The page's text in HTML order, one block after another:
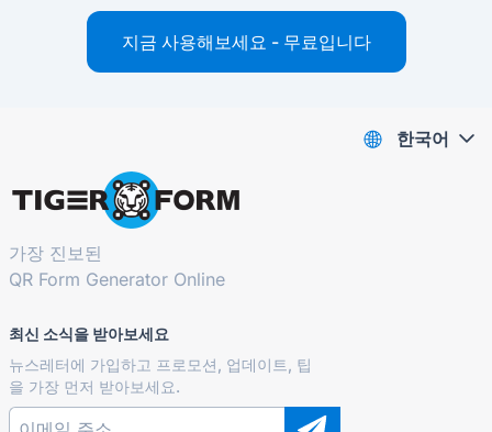
지금 사용해보세요 - 무료입니다
가장 진보된
QR Form Generator Online
최신 소식을 받아보세요
뉴스레터에 가입하고 프로모션, 업데이트, 팁
을 가장 먼저 받아보세요.
한국어